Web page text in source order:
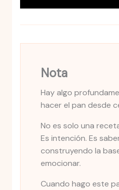
Nota
Hay algo
hacer el pan desde
No es solo una
Es intención. Es
construyendo la
emocionar.
Cuando hago este